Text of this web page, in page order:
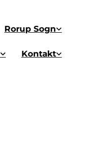
Rorup Sogn
Kontakt